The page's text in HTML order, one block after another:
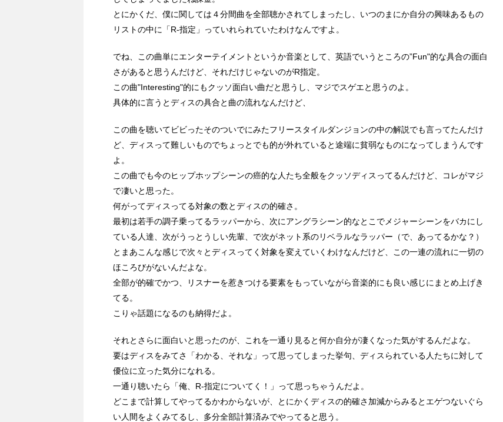
とにかくだ、僕に関しては４分間曲を全部聴かされてしまったし、いつのまにか自分の興味あるもの
リストの中に「R-指定」っていれられていたわけなんですよ。
でね、この曲単にエンターテイメントというか音楽として、英語でいうところの”Fun"的な具合の面白
さがあると思うんだけど、それだけじゃないのがR指定。
この曲"Interesting"的にもクッソ面白い曲だと思うし、マジでスゲエと思うのよ。
具体的に言うとディスの具合と曲の流れなんだけど、
この曲を聴いてビビったそのついでにみたフリースタイルダンジョンの中の解説でも言ってたんだけ
ど、ディスって難しいものでちょっとでも的が外れていると途端に貧弱なものになってしまうんです
よ。
この曲でも今のヒップホップシーンの癌的な人たち全般をクッソディスってるんだけど、コレがマジ
で凄いと思った。
何がってディスってる対象の数とディスの的確さ。
最初は若手の調子乗ってるラッパーから、次にアングラシーン的なとこでメジャーシーンをバカにし
ている人達、次がうっとうしい先輩、で次がネット系のリベラルなラッパー（で、あってるかな？）
とまあこんな感じで次々とディスってく対象を変えていくわけなんだけど、この一連の流れに一切の
ほころびがないんだよな。
全部が的確でかつ、リスナーを惹きつける要素をもっていながら音楽的にも良い感じにまとめ上げき
てる。
こりゃ話題になるのも納得だよ。
それとさらに面白いと思ったのが、これを一通り見ると何か自分が凄くなった気がするんだよな。
要はディスをみてさ「わかる、それな」って思ってしまった挙句、ディスられている人たちに対して
優位に立った気分になれる。
一通り聴いたら「俺、R-指定についてく！」って思っちゃうんだよ。
どこまで計算してやってるかわからないが、とにかくディスの的確さ加減からみるとエゲつないぐら
い人間をよくみてるし、多分全部計算済みでやってると思う。